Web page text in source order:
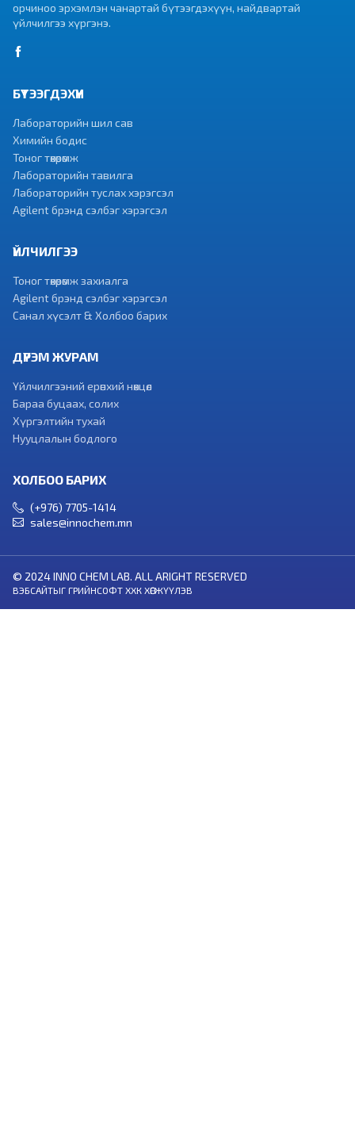
орчиноо эрхэмлэн чанартай бүтээгдэхүүн, найдвартай
үйлчилгээ хүргэнэ.
БҮТЭЭГДЭХҮҮН
Лабораторийн шил сав
Химийн бодис
Тоног төхөөрөмж
Лабораторийн тавилга
Лабораторийн туслах хэрэгсэл
Agilent брэнд сэлбэг хэрэгсэл
ҮЙЛЧИЛГЭЭ
Тоног төхөөрөмж захиалга
Agilent брэнд сэлбэг хэрэгсэл
Санал хүсэлт & Холбоо барих
ДҮРЭМ ЖУРАМ
Үйлчилгээний ерөнхий нөхцөл
Бараа буцаах, солих
Хүргэлтийн тухай
Нууцлалын бодлого
ХОЛБОО БАРИХ
(+976) 7705-1414
sales@innochem.mn
© 2024 INNO CHEM LAB. ALL ARIGHT RESERVED
ВЭБСАЙТЫГ ГРИЙНСОФТ ХХК ХӨГЖҮҮЛЭВ